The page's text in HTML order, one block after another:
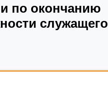
по окончанию
служащего